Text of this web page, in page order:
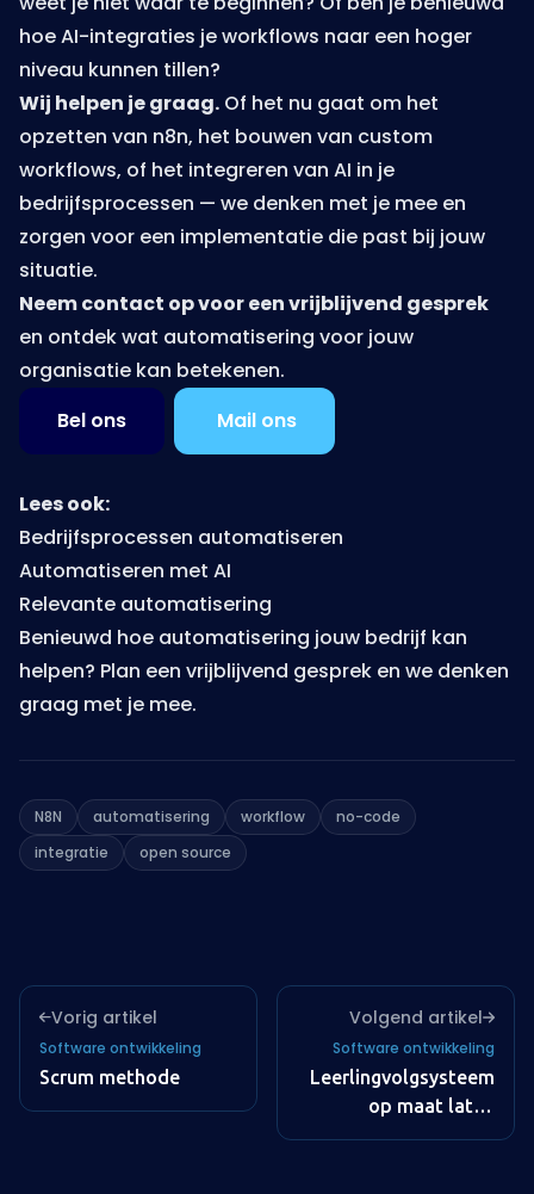
hoe AI-integraties je workflows naar een hoger
niveau kunnen tillen?
Wij helpen je graag. Of het nu gaat om het
opzetten van n8n, het bouwen van custom
workflows, of het integreren van AI in je
bedrijfsprocessen — we denken met je mee en
zorgen voor een implementatie die past bij jouw
situatie.
Neemcontact op voor een vrijblijvend gesprek
en ontdek wat automatisering voor jouw
organisatie kan betekenen.
Bel ons
Mail ons
Lees ook:
Bedrijfsprocessen automatiseren
Automatiseren met AI
Relevante automatisering
Benieuwd hoe automatisering jouw bedrijf kan
helpen? Plan een vrijblijvend gesprek en we denken
graag met je mee.
N8N automatisering workflow
no-code
integratie
open source
Vorig artikel
Software ontwikkeling
Scrum methode
Volgend artikel
Software ontwikkeling
Leerlingvolgsysteem
op maat laten
bouwen